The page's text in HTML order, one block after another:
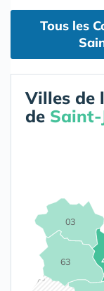
Tous les
Villes de
de
03
63